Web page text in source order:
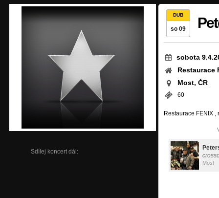
Sdílej koncert dál:
DUB
so 09
sobota
Restaurace
Most, ČR
60
Restaurace FENIX
Most